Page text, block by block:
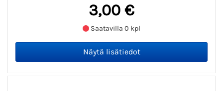
3,00 €
Saatavilla 0 kpl